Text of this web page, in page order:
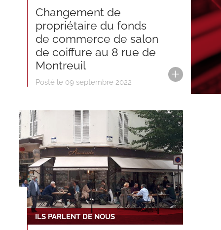
Changement de
propriétaire du fonds
de commerce de salon
de coiffure au 8 rue de
Montreuil
Posté le 09 septembre 2022
ILS PARLENT DE NOUS